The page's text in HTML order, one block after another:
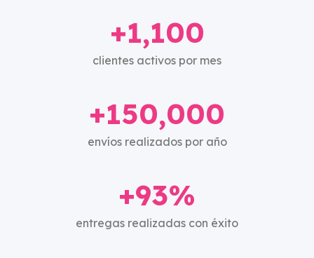
+1,100
clientes activos por mes
+150,000
envíos realizados por año
+93%
entregas realizadas con éxito